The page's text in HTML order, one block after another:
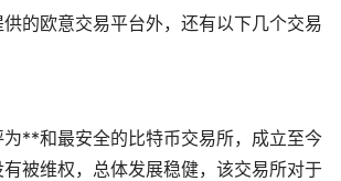
的欧意交易平台外，还有以下几个交易
**和最安全的比特币交易所，成立至今
被维权，总体发展稳健，该交易所对于